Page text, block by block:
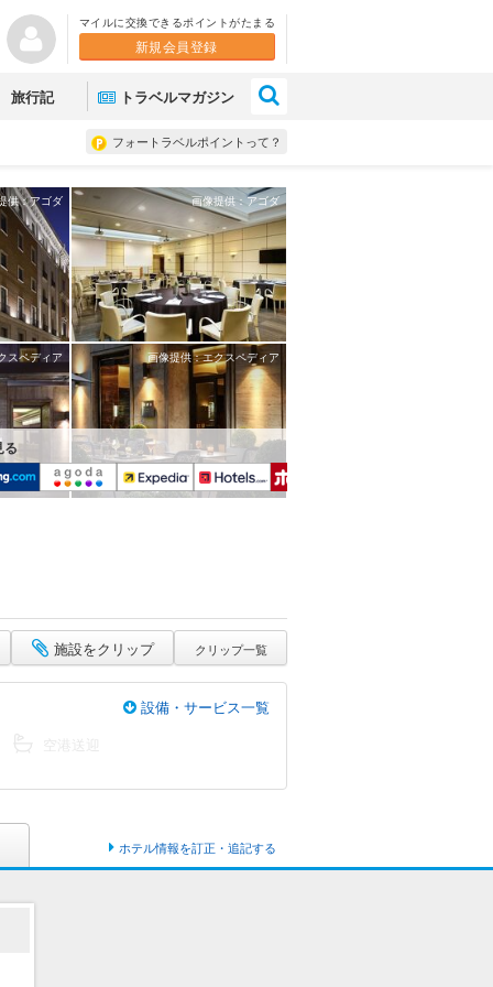
マイルに交換できるポイントがたまる
新規会員登録
旅行記 トラベルマガジン
フォートラベルポイントって？
供：アゴダ 画像提供：アゴダ
スペディア 画像提供：エクスペディア
る
施設をクリップ クリップ一覧
設備・サービス一覧
ホテル情報を訂正・追記する